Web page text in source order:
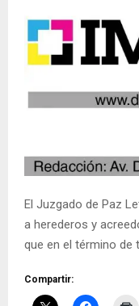
El Juzgado de Paz
a herederos y
que en el término de
Compartir: